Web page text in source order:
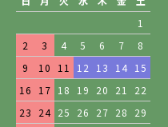
1
2
3 4 5 6 7
8
9
10 11 12 13 14 15
16
17 18 19 20 21
22
23
24 25 26 27 28
29